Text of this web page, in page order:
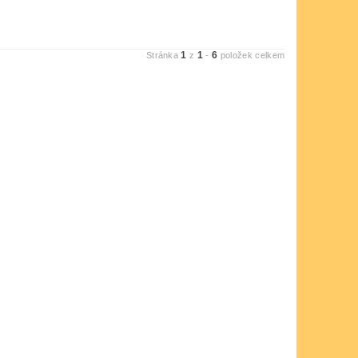
Stránka1 z 1 -6 položek celkem